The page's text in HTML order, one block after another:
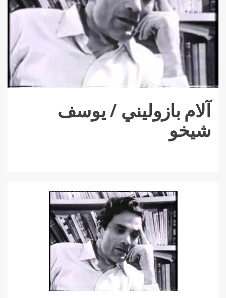
آلام بازوليني / يوسف
شيخو